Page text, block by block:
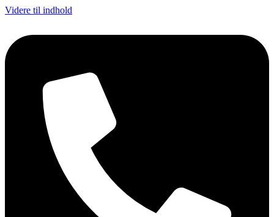
Videre til indhold